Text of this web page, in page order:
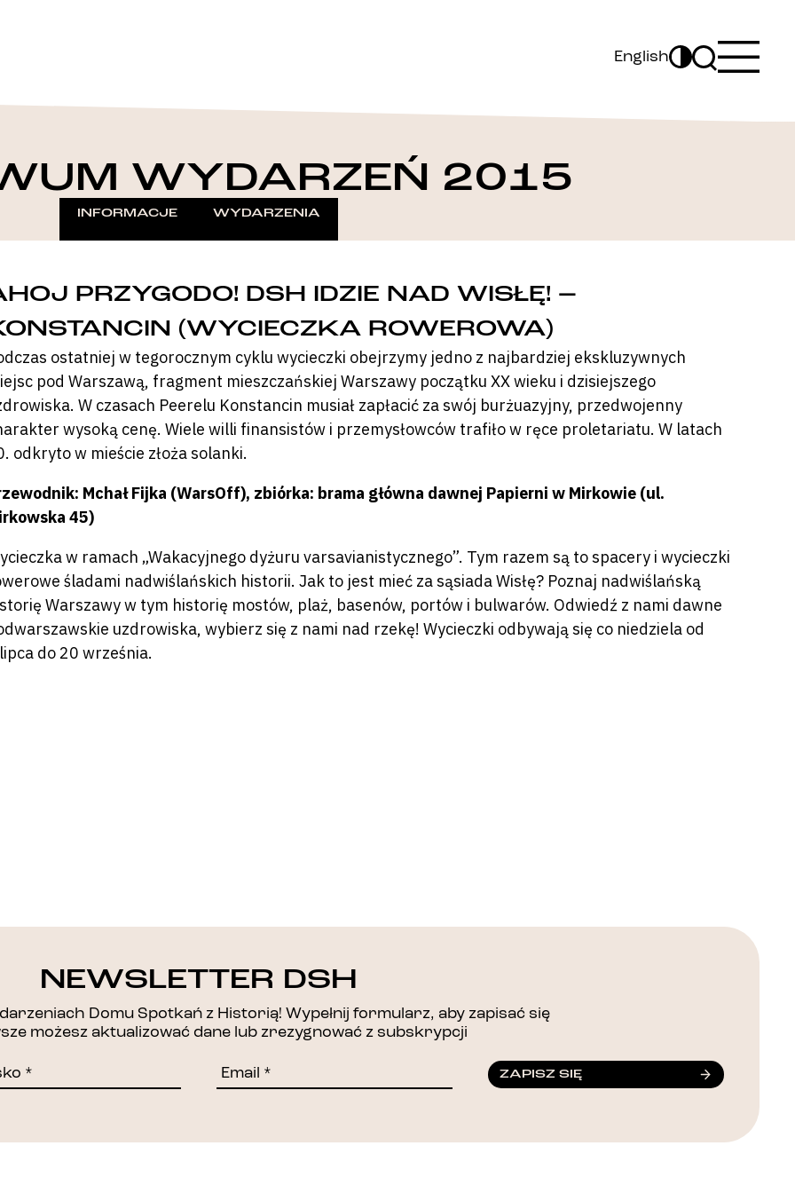
English
WYDARZEŃ 2015
INFORMACJE WYDARZENIA
PRZYGODO! DSH IDZIE NAD WISŁĘ! –
(WYCIECZKA ROWEROWA)
ostatniej w tegorocznym cyklu wycieczki obejrzymy jedno z najbardziej ekskluzywnych
pod Warszawą, fragment mieszczańskiej Warszawy początku XX wieku i dzisiejszego
W czasach Peerelu Konstancin musiał zapłacić za swój burżuazyjny, przedwojenny
wysoką cenę. Wiele willi finansistów i przemysłowców trafiło w ręce proletariatu. W latach
odkryto w mieście złoża solanki.
Mchał Fijka (WarsOff), zbiórka: brama główna dawnej Papierni w Mirkowie (ul.
45)
w ramach „Wakacyjnego dyżuru varsavianistycznego”. Tym razem są to spacery i wycieczki
śladami nadwiślańskich historii. Jak to jest mieć za sąsiada Wisłę? Poznaj nadwiślańską
Warszawy w tym historię mostów, plaż, basenów, portów i bulwarów. Odwiedź z nami dawne
uzdrowiska, wybierz się z nami nad rzekę! Wycieczki odbywają się co niedziela od
do 20 września.
DZIĘKUJEMY!
NEWSLETTER DSH
Domu Spotkań z Historią! Wypełnij formularz, aby zapisać się
możesz aktualizować dane lub zrezygnować z subskrypcji
ZAPISZ SIĘ